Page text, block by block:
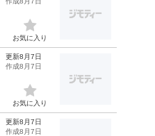
お気に入り
更新8月7日
作成8月7日
お気に入り
更新8月7日
作成8月7日